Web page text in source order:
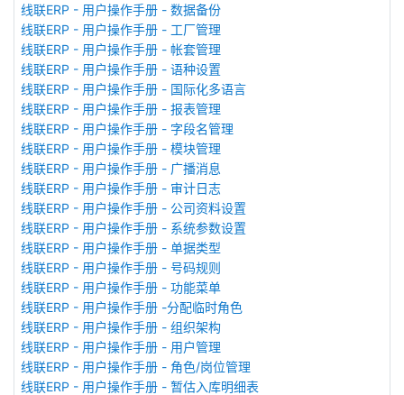
线联ERP - 用户操作手册 - 数据备份
线联ERP - 用户操作手册 - 工厂管理
线联ERP - 用户操作手册 - 帐套管理
线联ERP - 用户操作手册 - 语种设置
线联ERP - 用户操作手册 - 国际化多语言
线联ERP - 用户操作手册 - 报表管理
线联ERP - 用户操作手册 - 字段名管理
线联ERP - 用户操作手册 - 模块管理
线联ERP - 用户操作手册 - 广播消息
线联ERP - 用户操作手册 - 审计日志
线联ERP - 用户操作手册 - 公司资料设置
线联ERP - 用户操作手册 - 系统参数设置
线联ERP - 用户操作手册 - 单据类型
线联ERP - 用户操作手册 - 号码规则
线联ERP - 用户操作手册 - 功能菜单
线联ERP - 用户操作手册 -分配临时角色
线联ERP - 用户操作手册 - 组织架构
线联ERP - 用户操作手册 - 用户管理
线联ERP - 用户操作手册 - 角色/岗位管理
线联ERP - 用户操作手册 - 暂估入库明细表